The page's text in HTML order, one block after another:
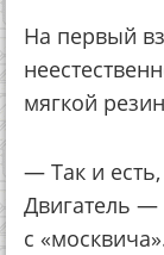
На первый
мягкой
— Так и
Двигатель —
с